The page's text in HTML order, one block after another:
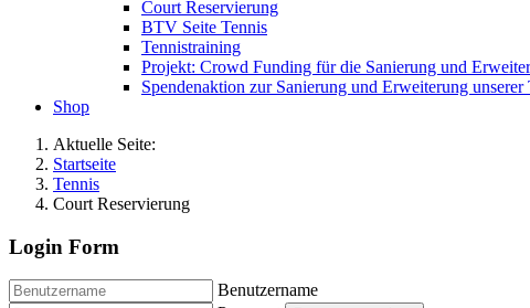
Court Reservierung
BTV Seite Tennis
Tennistraining
Projekt: Crowd Funding für die Sanierung und
Spendenaktion zur Sanierung und Erweiterung unserer
Shop
Aktuelle Seite:
Startseite
Tennis
Court Reservierung
Login Form
Benutzername